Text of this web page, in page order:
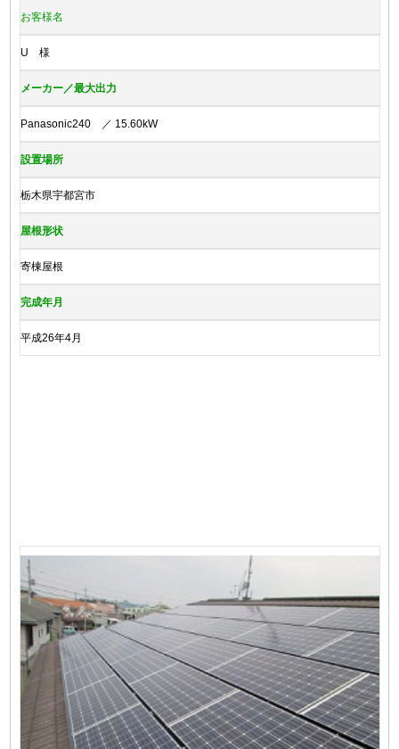
お客様名
U 様
メーカー／最大出力
Panasonic240 ／ 15.60kW
設置場所
栃木県宇都宮市
屋根形状
寄棟屋根
完成年月
平成26年4月